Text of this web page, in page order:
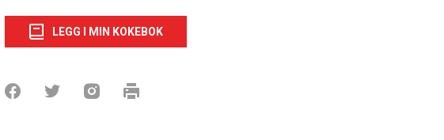
LEGG I MIN KOKEBOK